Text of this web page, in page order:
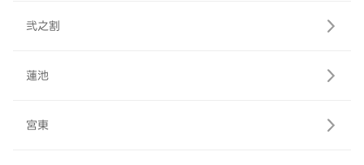
弐之割
蓮池
宮東